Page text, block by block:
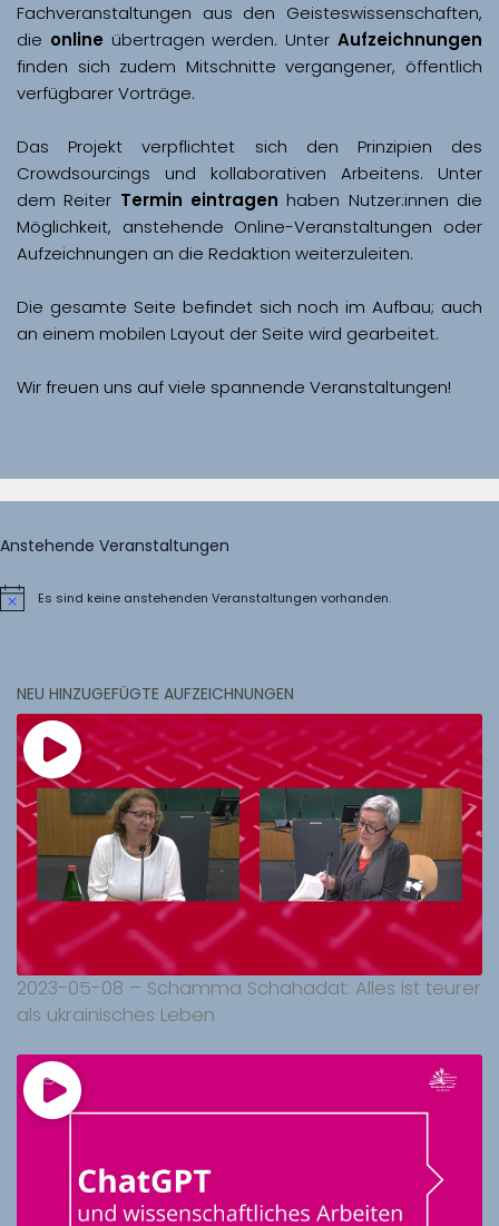
Fachveranstaltungen aus den Geisteswissenschaften,
die online übertragen werden. Unter Aufzeichnungen
finden sich zudem Mitschnitte vergangener, öffentlich
Das Projekt verpflichtet sich den Prinzipien des
Crowdsourcings und kollaborativen Arbeitens. Unter
dem Reiter Termin eintragen haben Nutzer:innen die
Möglichkeit, anstehende Online-Veranstaltungen oder
Aufzeichnungen an die Redaktion weiterzuleiten.
Die gesamte Seite befindet sich noch im Aufbau; auch
Wir freuen uns auf viele spannende Veranstaltungen!
Anstehende Veranstaltungen
HinweisEs sind keine anstehenden Veranstaltungen vorhanden.
NEU HINZUGEFÜGTE AUFZEICHNUNGEN
2023-05-08 – Schamma Schahadat: Alles ist teurer
als ukrainisches Leben